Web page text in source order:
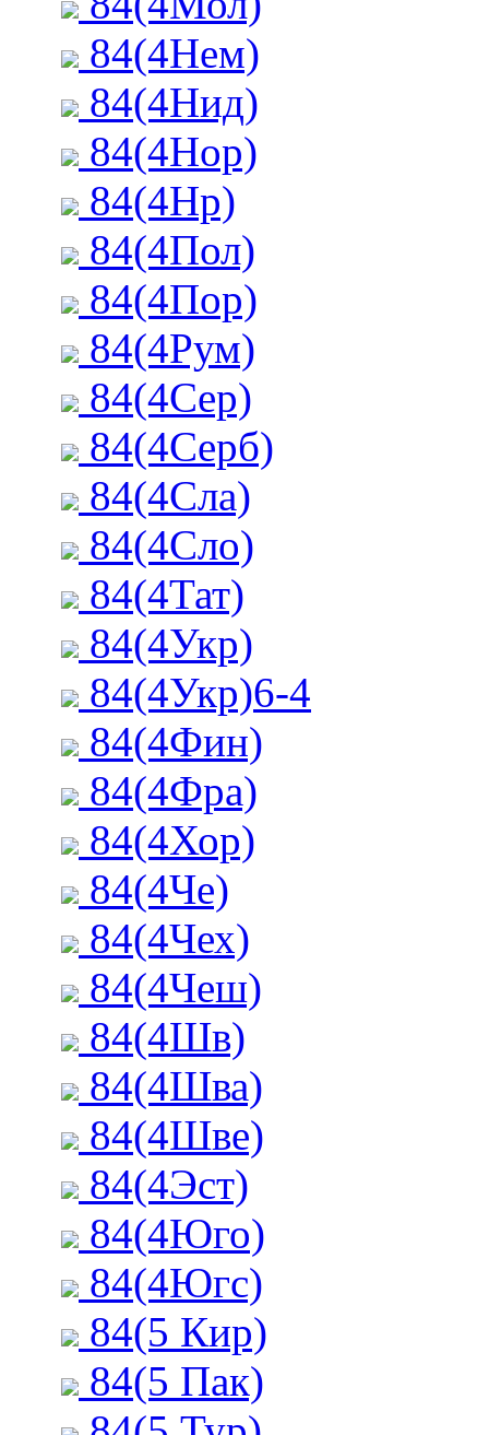
84(4Нем)
84(4Нид)
84(4Нор)
84(4Нр)
84(4Пол)
84(4Пор)
84(4Рум)
84(4Сер)
84(4Серб)
84(4Сла)
84(4Сло)
84(4Тат)
84(4Укр)
84(4Укр)6-4
84(4Фин)
84(4Фра)
84(4Хор)
84(4Че)
84(4Чех)
84(4Чеш)
84(4Шв)
84(4Шва)
84(4Шве)
84(4Эст)
84(4Юго)
84(4Югс)
84(5 Кир)
84(5 Пак)